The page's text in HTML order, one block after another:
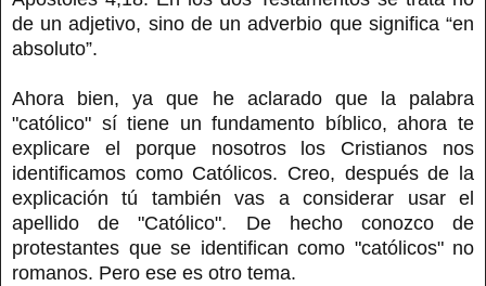
de un adjetivo, sino de un adverbio que significa “en
absoluto”.
Ahora bien, ya que he aclarado que la palabra
"católico" sí tiene un fundamento bíblico, ahora te
explicare el porque nosotros los Cristianos nos
identificamos como Católicos. Creo, después de la
explicación tú también vas a considerar usar el
apellido de "Católico". De hecho conozco de
protestantes que se identifican como "católicos" no
romanos. Pero ese es otro tema.